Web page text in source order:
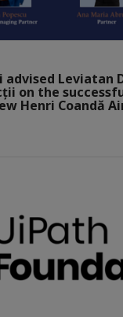
Leviatan
on the
Henri Coandă